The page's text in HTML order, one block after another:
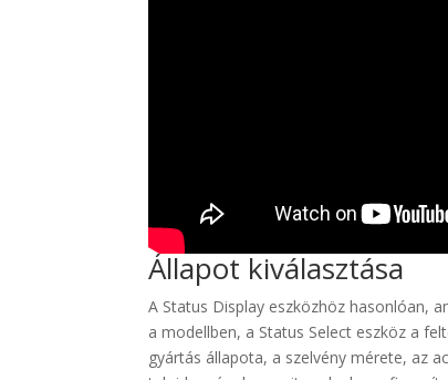
Állapot kiválasztása
A Status Display eszközhöz hasonlóan,
a modellben, a Status Select eszköz a
gyártás állapota, a szelvény mérete, az